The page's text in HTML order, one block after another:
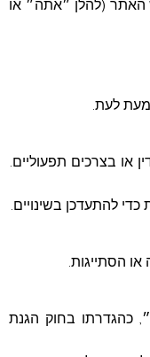
האתר (להלן ״אתה״ או
מעת לעת.
או בצרכים תפעוליים.
להתעדכן בשינויים.
הסתייגות.
כהגדרתו בחוק הגנת